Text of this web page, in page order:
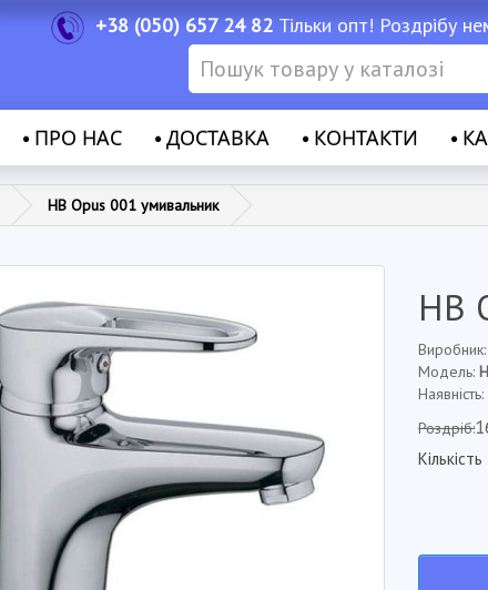
+38 (050) 657 24 82Тільки опт! Роздрібу
ПРО НАС ДОСТАВКА КОНТАКТИ
HB Opus 001 умивальник
HB
Модель:
Роздріб:
Кількість